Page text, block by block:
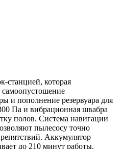
станцией, которая
самоопустошение
и пополнение резервуара для
Па и вибрационная швабра
полов. Система навигации
пылесосу точно
Аккумулятор
до 210 минут работы.